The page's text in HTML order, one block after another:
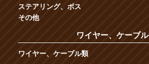
ステアリング、ボス
その他
ワイヤー、ケーブル
ワイヤー、ケーブル類